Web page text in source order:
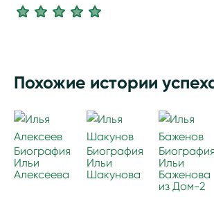
Похожие истории
Биография
Ильи
Алексеева
Биография
Ильи
Шакунова
Биография
Ильи
Баженова
из Дом-2